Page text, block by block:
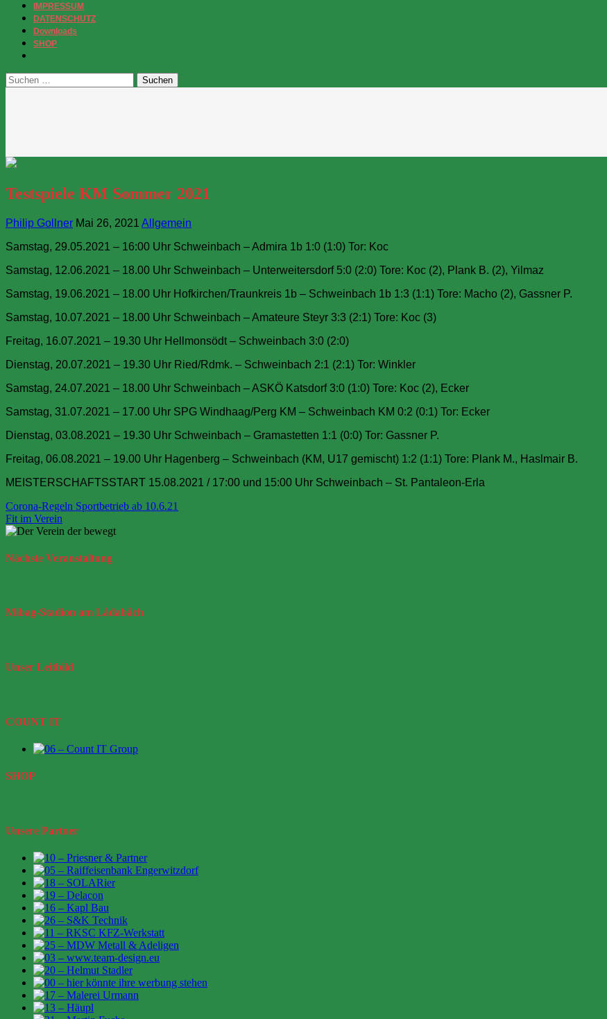
IMPRESSUM
DATENSCHUTZ
Downloads
SHOP
Suchen
nach:
Testspiele KM Sommer 2021
Philip Gollner Mai 26, 2021 Allgemein
Samstag, 29.05.2021 – 16:00 Uhr Schweinbach – Admira 1b 1:0 (1:0) Tor: Koc
Samstag, 12.06.2021 – 18.00 Uhr Schweinbach – Unterweitersdorf 5:0 (2:0) Tore: Koc (2), Plank B. (2), Yilmaz
Samstag, 19.06.2021 – 18.00 Uhr Hofkirchen/Traunkreis 1b – Schweinbach 1b 1:3 (1:1) Tore: Macho (2), Gassner P.
Samstag, 10.07.2021 – 18.00 Uhr Schweinbach – Amateure Steyr 3:3 (2:1) Tore: Koc (3)
Freitag, 16.07.2021 – 19.30 Uhr Hellmonsödt – Schweinbach 3:0 (2:0)
Dienstag, 20.07.2021 – 19.30 Uhr Ried/Rdmk. – Schweinbach 2:1 (2:1) Tor: Winkler
Samstag, 24.07.2021 – 18.00 Uhr Schweinbach – ASKÖ Katsdorf 3:0 (1:0) Tore: Koc (2), Ecker
Samstag, 31.07.2021 – 17.00 Uhr SPG Windhaag/Perg KM – Schweinbach KM 0:2 (0:1) Tor: Ecker
Dienstag, 03.08.2021 – 19.30 Uhr Schweinbach – Gramastetten 1:1 (0:0) Tor: Gassner P.
Freitag, 06.08.2021 – 19.00 Uhr Hagenberg – Schweinbach (KM, U17 gemischt) 1:2 (1:1) Tore: Plank M., Haslmair B.
MEISTERSCHAFTSSTART 15.08.2021 / 17:00 und 15:00 Uhr Schweinbach – St. Pantaleon-Erla
Beitragsnavigation
Corona-Regeln Sportbetrieb ab 10.6.21
Fit im Verein
Nächste Veranstaltung
Mibag-Stadion am Lådabåch
Unser Leitbild
COUNT IT
SHOP
Unsere Partner